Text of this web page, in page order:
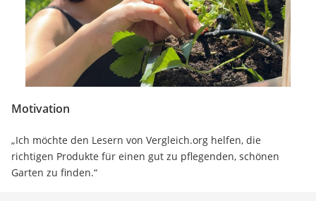
Motivation
„Ich möchte den Lesern von Vergleich.org helfen, die
richtigen Produkte für einen gut zu pflegenden, schönen
Garten zu finden.“